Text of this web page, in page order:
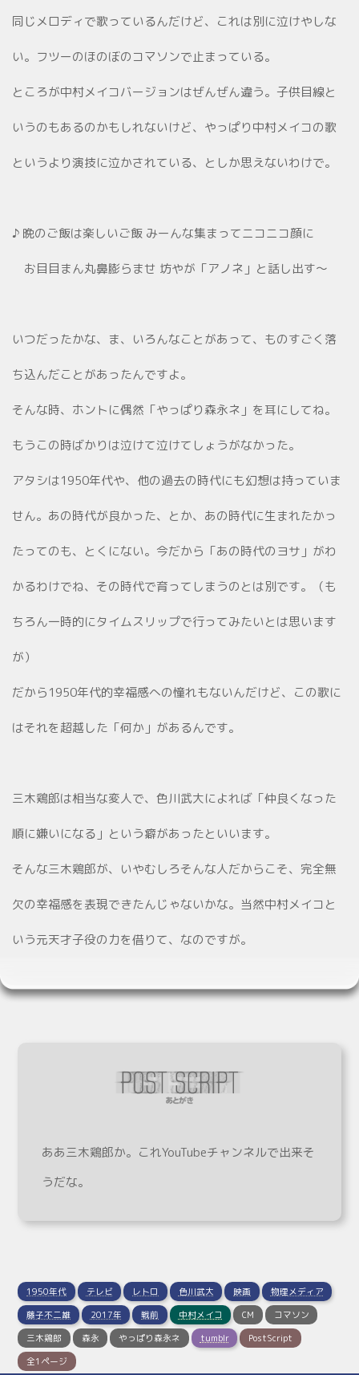
同じメロディで歌っているんだけど、これは別に泣けやしな
い。フツーのほのぼのコマソンで止まっている。
ところが中村メイコバージョンはぜんぜん違う。子供目線と
いうのもあるのかもしれないけど、やっぱり中村メイコの歌
というより演技に泣かされている、としか思えないわけで。
♪ 晩のご飯は楽しいご飯 みーんな集まってニコニコ顔に
お目目まん丸鼻膨らませ 坊やが「アノネ」と話し出す～
いつだったかな、ま、いろんなことがあって、ものすごく落
ち込んだことがあったんですよ。
そんな時、ホントに偶然「やっぱり森永ネ」を耳にしてね。
もうこの時ばかりは泣けて泣けてしょうがなかった。
アタシは1950年代や、他の過去の時代にも幻想は持っていま
せん。あの時代が良かった、とか、あの時代に生まれたかっ
たってのも、とくにない。今だから「あの時代のヨサ」がわ
かるわけでね、その時代で育ってしまうのとは別です。（も
ちろん一時的にタイムスリップで行ってみたいとは思います
が）
だから1950年代的幸福感への憧れもないんだけど、この歌に
はそれを超越した「何か」があるんです。
三木鶏郎は相当な変人で、色川武大によれば「仲良くなった
順に嫌いになる」という癖があったといいます。
そんな三木鶏郎が、いやむしろそんな人だからこそ、完全無
欠の幸福感を表現できたんじゃないかな。当然中村メイコと
いう元天才子役の力を借りて、なのですが。
ああ三木鶏郎か。これYouTubeチャンネルで出来そ
うだな。
1950年代 テレビ レトロ 色川武大 映画
物理メディア
藤子不二雄
2017年 戦前 中村メイコ CM
コマソン
三木鶏郎
森永 やっぱり森永ネ tumblr
PostScript
全1ページ